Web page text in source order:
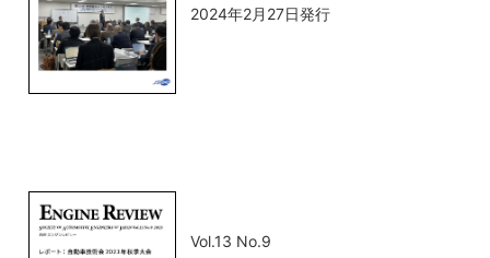
2024年2月27日発行
Vol.13 No.9